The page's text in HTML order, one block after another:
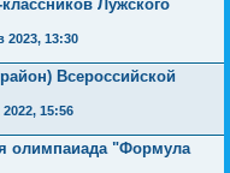
Лужского
2023, 13:30
Всероссийской
15:56
олимпаиада "Формула